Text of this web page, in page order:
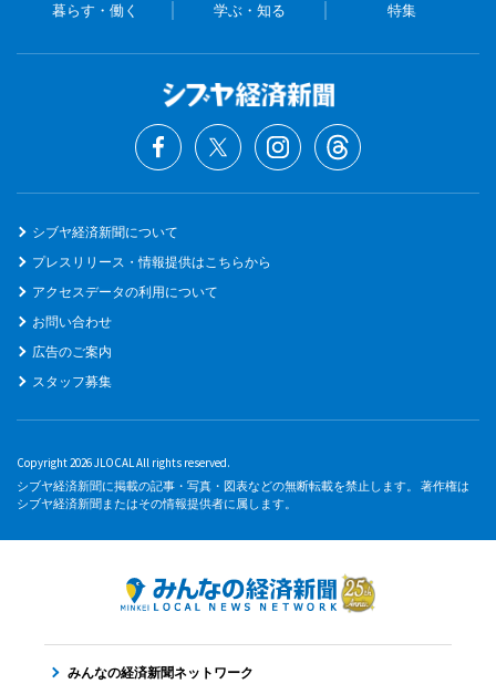
暮らす・働く 学ぶ・知る 特集
シブヤ経済新聞について
プレスリリース・情報提供はこちらから
アクセスデータの利用について
お問い合わせ
広告のご案内
スタッフ募集
Copyright 2026 JLOCAL All rights reserved.
シブヤ経済新聞に掲載の記事・写真・図表などの無断転載を禁止します。 著作権は
シブヤ経済新聞またはその情報提供者に属します。
みんなの経済新聞ネットワーク